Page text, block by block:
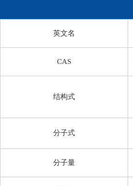
英文名
CAS
结构式
分子式
分子量